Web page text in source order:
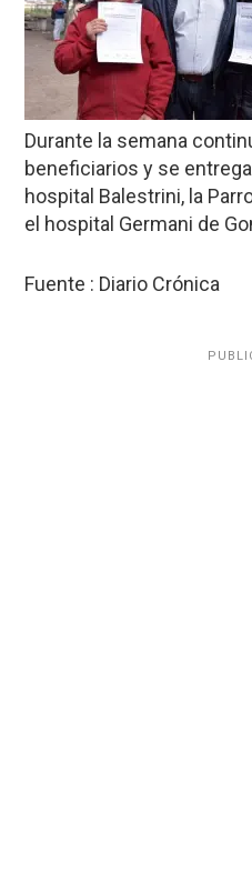
Durante la semana
beneficiarios y se
hospital Balestrini, la
el hospital Germani de
Fuente : Diario Crónica